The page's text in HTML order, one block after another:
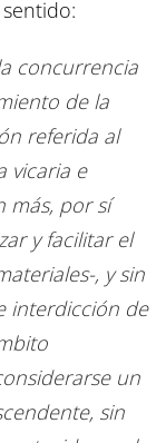
concurrencia
de la
referida al
vicaria e
más, por sí
y facilitar el
, y sin
interdicción de
un
sin